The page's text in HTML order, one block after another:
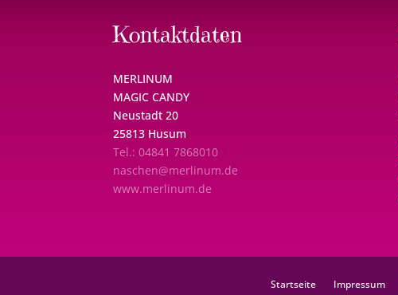
Kontaktdaten
MERLINUM
MAGIC CANDY
Neustadt 20
25813 Husum
Tel.: 04841 7868010
naschen@merlinum.de
www.merlinum.de
Startseite Impressum